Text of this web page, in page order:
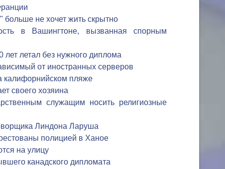
больше не хочет жить скрытно
в Вашингтоне, вызванная спорным
летал без нужного диплома
от иностранных серверов
калифорнийском пляже
своего хозяина
служащим носить религиозные
Линдона Ларуша
полицией в Ханое
на улицу
канадского дипломата